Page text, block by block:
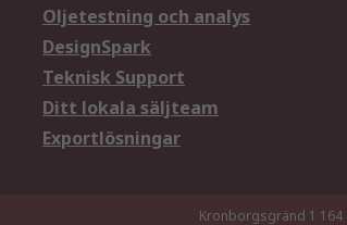
Oljetestning och analys
DesignSpark
Teknisk Support
Ditt lokala säljteam
Exportlösningar
Kronborgsgränd 1 164